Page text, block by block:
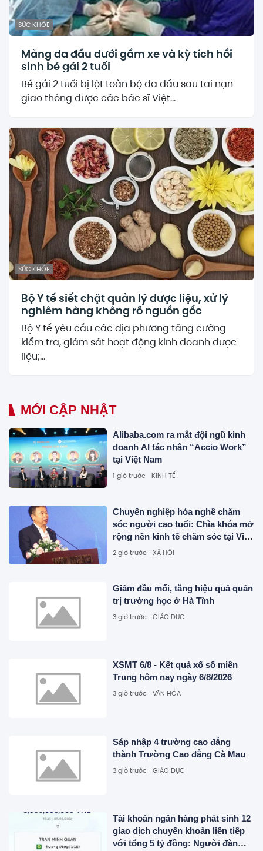
SỨC KHỎE
Mảng da đầu dưới gầm xe và kỳ tích hồi
sinh bé gái 2 tuổi
Bé gái 2 tuổi bị lột toàn bộ da đầu sau tai nạn
giao thông được các bác sĩ Việt...
SỨC KHỎE
Bộ Y tế siết chặt quản lý dược liệu, xử lý
nghiêm hàng không rõ nguồn gốc
Bộ Y tế yêu cầu các địa phương tăng cường
kiểm tra, giám sát hoạt động kinh doanh dược
liệu;...
MỚI CẬP NHẬT
Alibaba.com ra mắt đội ngũ kinh
doanh AI tác nhân “Accio Work”
tại Việt Nam
1 giờ trước KINH TẾ
Chuyên nghiệp hóa nghề chăm
sóc người cao tuổi: Chìa khóa mở
rộng nền kinh tế chăm sóc tại Việt
Nam
2 giờ trước XÃ HỘI
Giảm đầu mối, tăng hiệu quả quản
trị trường học ở Hà Tĩnh
3 giờ trước GIÁO DỤC
XSMT 6/8 - Kết quả xổ số miền
Trung hôm nay ngày 6/8/2026
3 giờ trước VĂN HÓA
Sáp nhập 4 trường cao đẳng
thành Trường Cao đẳng Cà Mau
3 giờ trước GIÁO DỤC
Tài khoản ngân hàng phát sinh 12
giao dịch chuyển khoản liên tiếp
với tổng 5 tỷ đồng: Người đàn